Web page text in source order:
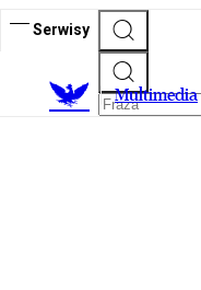
Serwisy
Multimedia